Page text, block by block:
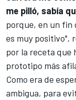
me pilló, sabía
porque, en un fin
es muy positivo",
por la receta que
prototipo más
Como era de
ambigua, para